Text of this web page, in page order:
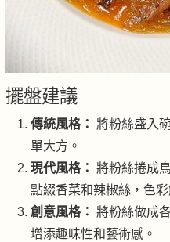
擺盤建議
傳統風格： 將粉絲盛入
單大方。
現代風格： 將粉絲捲成
點綴香菜和辣椒絲，色
創意風格： 將粉絲做成
增添趣味性和藝術感。